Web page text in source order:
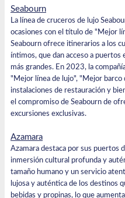
Seabourn
La línea de cruceros de lujo
ocasiones con el título de "Mejor
Seabourn ofrece itinerarios a los
íntimos, que dan acceso a puertos
más grandes. En 2023, la
"Mejor línea de lujo", "Mejor barco
instalaciones de restauración y
el compromiso de Seabourn de
excursiones exclusivas.
Azamara
Azamara destaca por sus puertos
inmersión cultural profunda y
tamaño humano y un servicio
lujosa y auténtica de los destinos
bebidas y propinas, lo que